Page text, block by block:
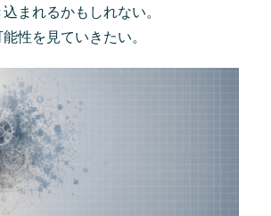
まれるかもしれない。
性を見ていきたい。